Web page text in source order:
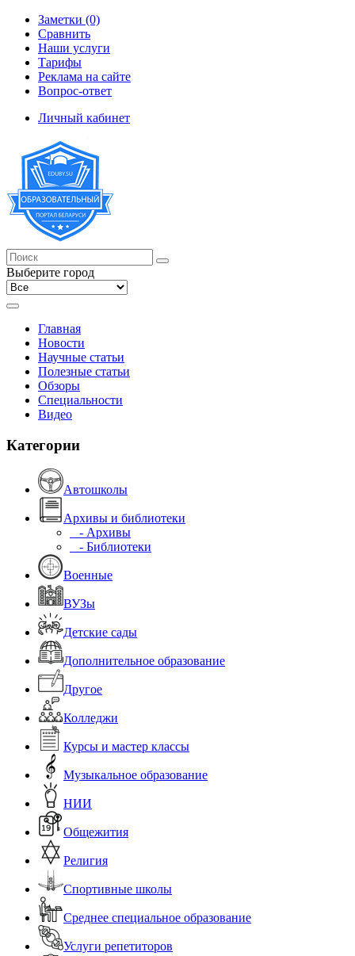
Заметки (0)
Сравнить
Наши услуги
Тарифы
Реклама на сайте
Вопрос-ответ
Личный кабинет
Выберите город
Главная
Новости
Научные статьи
Полезные статьи
Обзоры
Специальности
Видео
Категории
Автошколы
Архивы и библиотеки
- Архивы
- Библиотеки
Военные
ВУЗы
Детские сады
Дополнительное образование
Другое
Колледжи
Курсы и мастер классы
Музыкальное образование
НИИ
Общежития
Религия
Спортивные школы
Среднее специальное образование
Услуги репетиторов